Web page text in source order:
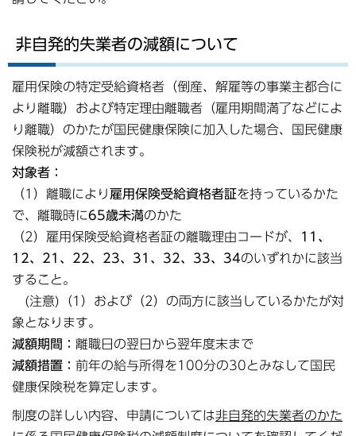
非自発的失業者の減額について
雇用保険の特定受給資格者（倒産、解雇等の事業主都合に
より離職）および特定理由離職者（雇用期間満了などによ
り離職）のかたが国民健康保険に加入した場合、国民健康
保険税が減額されます。
対象者：
（1）離職により 雇用保険受給資格者証を持っているかた
で、離職時に65歳未満のかた
（2）雇用保険受給資格者証の離職理由コードが、
11、
12、21、22、23、31、32、33、34のいずれかに該当
すること。
(注意)（1）および（2）の両方に該当しているかたが対
象となります。
減額期間： 離職日の翌日から翌年度末まで
減額措置： 前年の給与所得を100分の30とみなして国民
健康保険税を算定します。
制度の詳しい内容、申請については非自発的失業者のかた